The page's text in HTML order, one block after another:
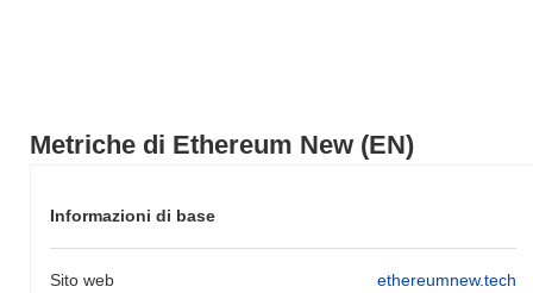
Metriche di Ethereum New (EN)
Informazioni di base
Sito web ethereumnew.tech